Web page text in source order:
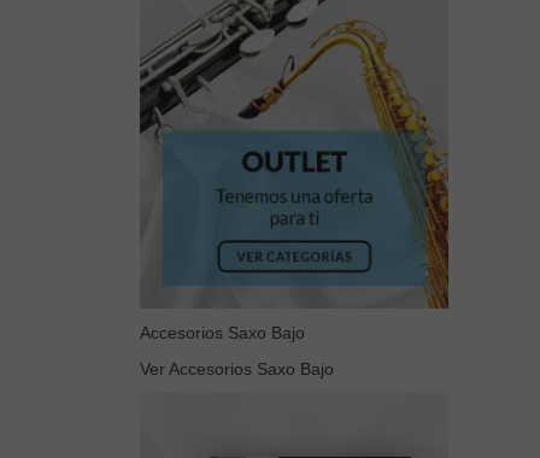
Accesorios Saxo Bajo
Ver Accesorios Saxo Bajo